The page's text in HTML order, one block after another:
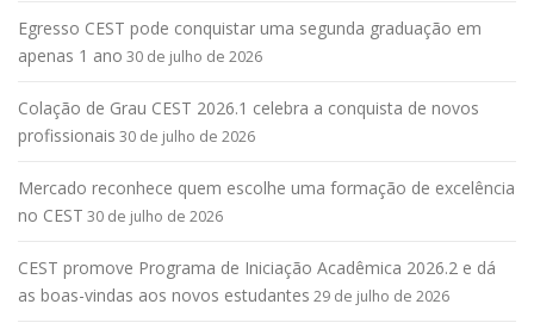
Egresso CEST pode conquistar uma segunda graduação em
apenas 1 ano 30 de julho de 2026
Colação de Grau CEST 2026.1 celebra a conquista de novos
profissionais 30 de julho de 2026
Mercado reconhece quem escolhe uma formação de excelência
no CEST 30 de julho de 2026
CEST promove Programa de Iniciação Acadêmica 2026.2 e dá
as boas-vindas aos novos estudantes 29 de julho de 2026